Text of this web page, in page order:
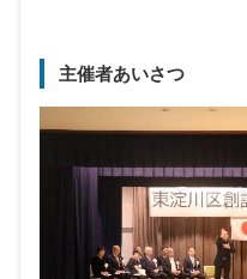
主催者あいさつ